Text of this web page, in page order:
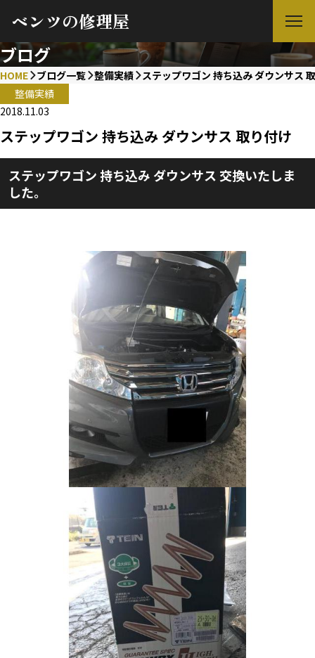
ベンツの修理屋
ブログ
HOME ブログ一覧 整備実績
ステップワゴン 持ち込み ダウンサス
整備実績
2018.11.03
ステップワゴン 持ち込み ダウンサス 取り付け
ステップワゴン 持ち込み ダウンサス 交換いたしま
した。